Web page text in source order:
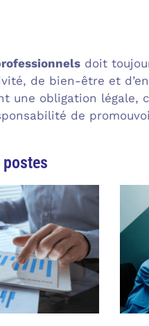
doit
de bien-être et
une obligation légale,
de